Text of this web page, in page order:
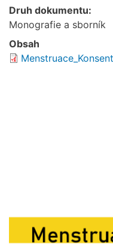
Druh dokumentu:
Monografie a sborník
Obsah